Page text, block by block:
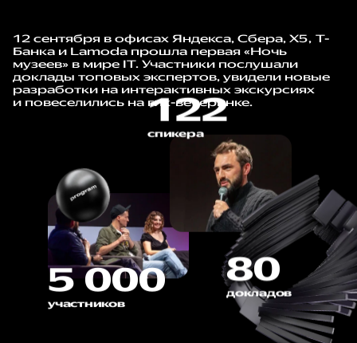
12 сентября в офисах Яндекса, Сбера, X5, Т-
Банка и Lamoda прошла первая «Ночь
музеев» в мире IT. Участники послушали
доклады топовых экспертов, увидели новые
разработки на интерактивных экскурсиях
и повеселились на гик-вечеринке.
122
спикера
80
докладов
5 000
участников